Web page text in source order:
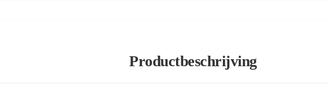
Productbeschrijving